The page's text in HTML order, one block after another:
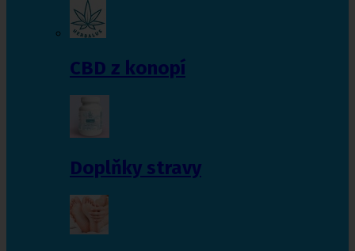
CBD z konopí
Doplňky stravy